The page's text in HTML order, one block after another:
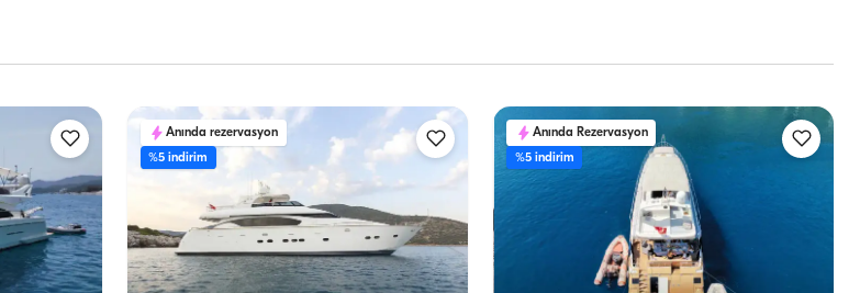
Anında rezervasyon
%5 indirim
Anında Rezervasyon
%5 indirim